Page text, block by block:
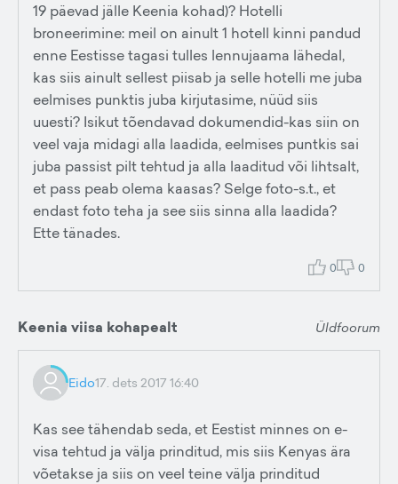
19 päevad jälle Keenia kohad)? Hotelli
broneerimine: meil on ainult 1 hotell kinni pandud
enne Eestisse tagasi tulles lennujaama lähedal,
kas siis ainult sellest piisab ja selle hotelli me juba
eelmises punktis juba kirjutasime, nüüd siis
uuesti? Isikut tõendavad dokumendid-kas siin on
veel vaja midagi alla laadida, eelmises puntkis sai
juba passist pilt tehtud ja alla laaditud või lihtsalt,
et pass peab olema kaasas? Selge foto-s.t., et
endast foto teha ja see siis sinna alla laadida?
Ette tänades.
0 0
Keenia viisa kohapealt Üldfoorum
Eido17. dets 2017 16:40
Kas see tähendab seda, et Eestist minnes on e-
visa tehtud ja välja prinditud, mis siis Kenyas ära
võetakse ja siis on veel teine välja prinditud